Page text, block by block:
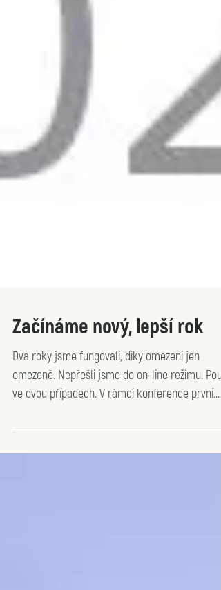
Začínáme nový, lepší rok
Dva roky jsme fungovali, díky omezení jen
omezeně. Nepřešli jsme do on-line režimu.